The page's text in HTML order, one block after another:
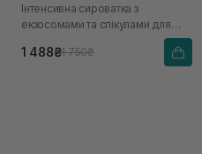
7500 30 мл
Інтенсивна сироватка з
екзосомами та спікулами для
1 488₴1 750₴